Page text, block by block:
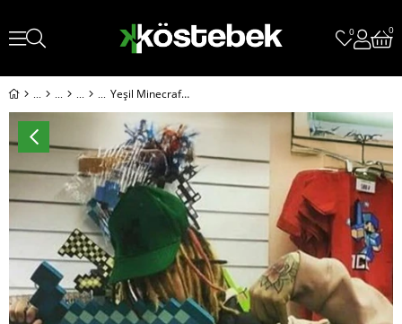
0 0
Yeşil Minecraft Creeper Face Unisex Sırt Çantası